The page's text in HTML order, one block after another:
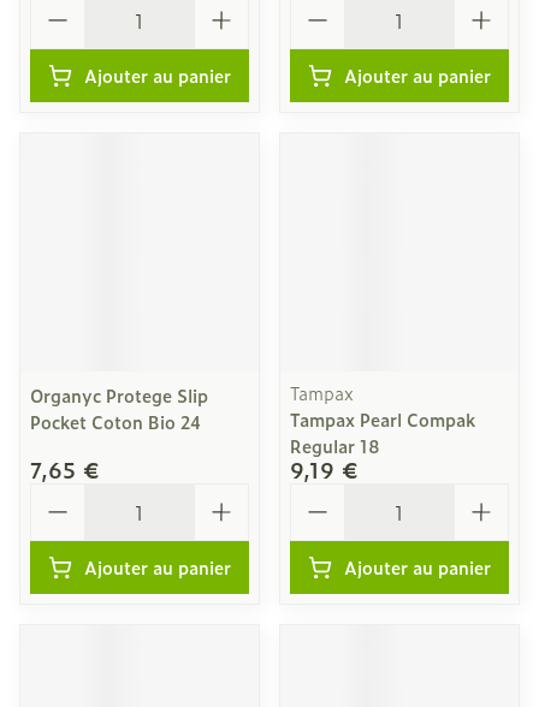
Ajouter au panier Ajouter au panier
Organyc Protege Slip
Pocket Coton Bio 24
7,65 €
Ajouter au panier
Tampax
Tampax Pearl Compak
Regular 18
9,19 €
Ajouter au panier